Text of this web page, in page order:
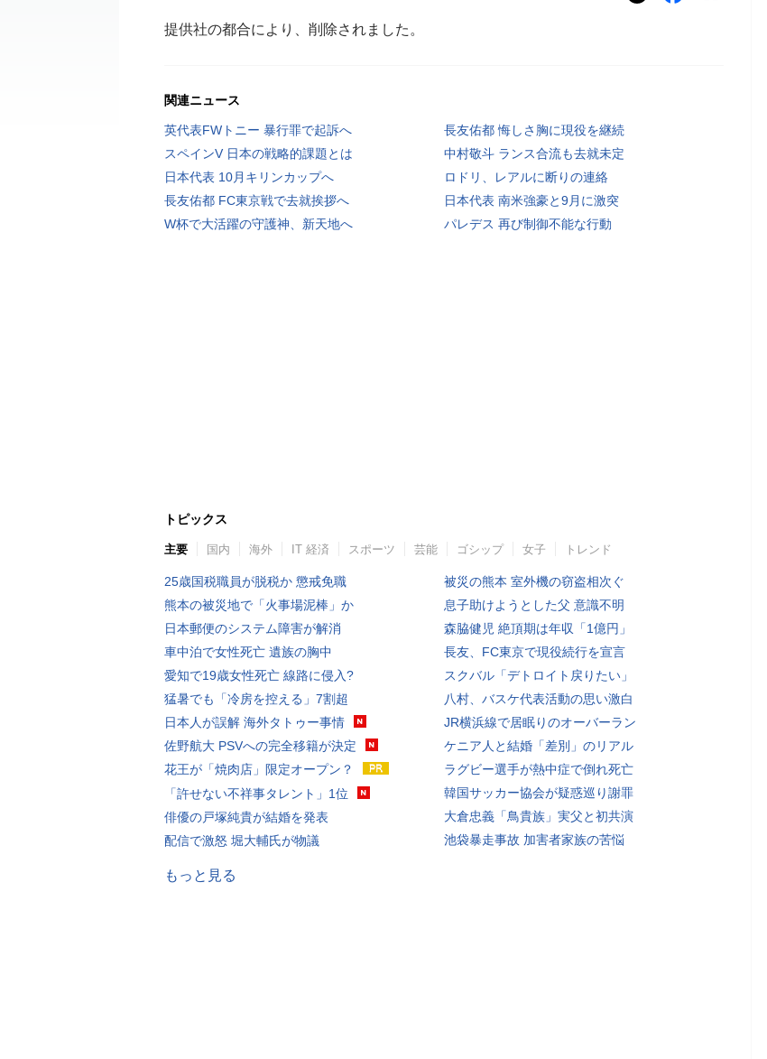
提供社の都合により、削除されました。
関連ニュース
英代表FWトニー 暴行罪で起訴へ
長友佑都 悔しさ胸に現役を継続
スペインV 日本の戦略的課題とは
中村敬斗 ランス合流も去就未定
日本代表 10月キリンカップへ
ロドリ、レアルに断りの連絡
長友佑都 FC東京戦で去就挨拶へ
日本代表 南米強豪と9月に激突
W杯で大活躍の守護神、新天地へ
パレデス 再び制御不能な行動
トピックス
主要 国内 海外 IT 経済 スポーツ 芸能 ゴシップ 女子 トレンド
25歳国税職員が脱税か 懲戒免職
熊本の被災地で「火事場泥棒」か
日本郵便のシステム障害が解消
車中泊で女性死亡 遺族の胸中
愛知で19歳女性死亡 線路に侵入?
猛暑でも「冷房を控える」7割超
日本人が誤解 海外タトゥー事情
佐野航大 PSVへの完全移籍が決定
花王が「焼肉店」限定オープン？
「許せない不祥事タレント」1位
俳優の戸塚純貴が結婚を発表
配信で激怒 堀大輔氏が物議
被災の熊本 室外機の窃盗相次ぐ
息子助けようとした父 意識不明
森脇健児 絶頂期は年収「1億円」
長友、FC東京で現役続行を宣言
スクバル「デトロイト戻りたい」
八村、バスケ代表活動の思い激白
JR横浜線で居眠りのオーバーラン
ケニア人と結婚「差別」のリアル
ラグビー選手が熱中症で倒れ死亡
韓国サッカー協会が疑惑巡り謝罪
大倉忠義「鳥貴族」実父と初共演
池袋暴走事故 加害者家族の苦悩
もっと見る